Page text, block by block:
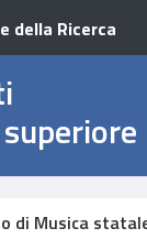
della Ricerca
di Musica